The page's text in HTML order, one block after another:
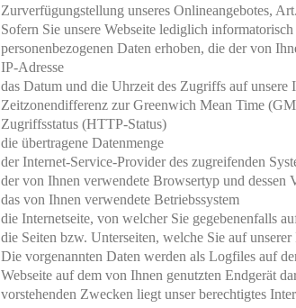
Zurverfügungstellung unseres Onlineangebotes,
Sofern Sie unsere Webseite lediglich
personenbezogenen Daten erhoben, die der von
IP-Adresse
das Datum und die Uhrzeit des Zugriffs auf unsere
Zeitzonendifferenz zur Greenwich Mean Time
Zugriffsstatus (HTTP-Status)
die übertragene Datenmenge
der Internet-Service-Provider des zugreifenden
der von Ihnen verwendete Browsertyp und dessen
das von Ihnen verwendete Betriebssystem
die Internetseite, von welcher Sie gegebenenfalls
die Seiten bzw. Unterseiten, welche Sie auf unserer
Die vorgenannten Daten werden als Logfiles auf
Webseite auf dem von Ihnen genutzten Endgerät
vorstehenden Zwecken liegt unser berechtigtes